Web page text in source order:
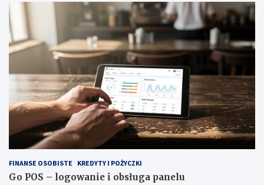
FINANSE OSOBISTE KREDYTY I POŻYCZKI
Go POS – logowanie i obsługa panelu